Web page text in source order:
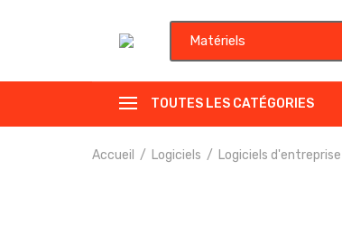
TOUTES LES CATÉGORIES
Accueil Logiciels Logiciels d'entreprise